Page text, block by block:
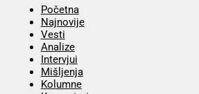
Početna
Najnovije
Vesti
Analize
Intervjui
Mišljenja
Kolumne